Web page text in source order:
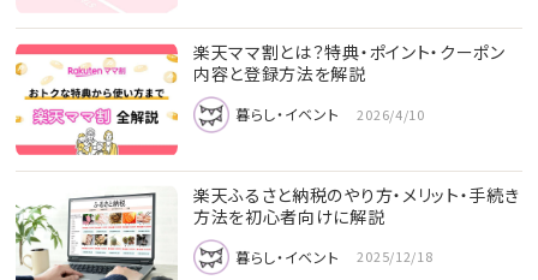
楽天ママ割とは？特典・ポイント・クーポン
内容と登録方法を解説
暮らし・イベント 2026/4/10
楽天ふるさと納税のやり方・メリット・手続き
方法を初心者向けに解説
暮らし・イベント 2025/12/18